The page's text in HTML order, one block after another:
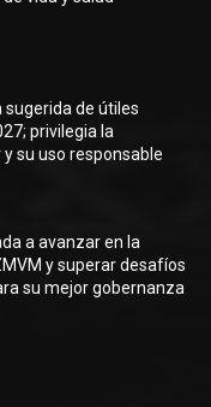
sugerida de útiles
privilegia la
su uso responsable
a avanzar en la
y superar desafíos
su mejor gobernanza